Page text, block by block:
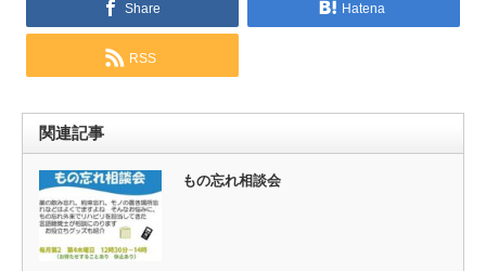
Share Hatena
RSS
関連記事
もの忘れ相談会